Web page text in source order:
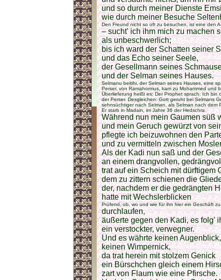
und so durch meiner Dienste
wie durch meiner Besuche
Den Freund nicht so oft zu besuchen, ist eine den
– sucht' ich ihm mich zu machen
als unbeschwerlich;
bis ich ward der Schatten seiner
und das Echo seiner Seele,
der Gesellmann seines
und der Selman seines Hauses.
Selmanu beitihi, der Selman seines Hauses, eine
Perser, von Ramahormus, kam zu Mohammed und
Überlieferung heißt es: Der Prophet sprach: Ich bin
der Perser. Desgleichen: Gott geruht bei Selmans
sehnsüchtiger nach Selman, als Selman nach dem
Er starb in Madain, im Jahre 36 der Hedschra.
Während nun mein Gaumen süß
und mein Geruch gewürzt von
pflegte ich beizuwohnen den
und zu vermitteln zwischen
Als der Kadi nun saß und der
an einem drangvollen,
trat auf ein Scheich mit dürftigem
dem zu zittern schienen die
der, nachdem er die gedrängten
hatte mit Wechslerblicken
Prüfend, ob, wo und wie für ihn hier ein Geschäft
durchlaufen,
äußerte gegen den Kadi, es folg'
ein verstockter, verwegner.
Und es währte keinen Augenblick,
keinen Wimpernick,
da trat herein mit stolzem Genick
ein Bürschchen gleich einem
zart von Flaum wie eine Pfirsche.